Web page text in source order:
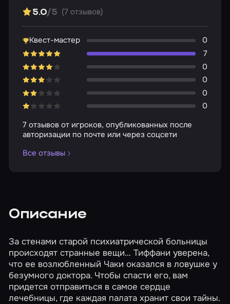
5.0/5 (7 отзывов)
Квест-мастер
0
7
0
0
0
0
7 отзывов от игроков, опубликованных после
авторизации по почте или через соцсети
Все отзывы
Описание
За стенами старой психиатрической больницы
происходят странные вещи… Тиффани уверена,
что ее возлюбленный Чаки оказался в ловушке у
безумного доктора. Чтобы спасти его, вам
придется отправиться в самое сердце
лечебницы, где каждая палата хранит свои тайны.